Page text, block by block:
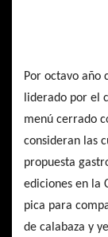
Por octavo año
liderado por el
menú cerrado
consideran las
propuesta
ediciones en la
pica para
de calabaza y